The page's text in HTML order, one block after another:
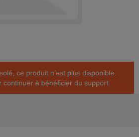
ce produit n’est plus disponible.
à bénéficier du support.